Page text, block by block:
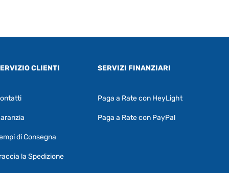
CLIENTI
di Consegna
la Spedizione
SERVIZI FINANZIARI
Paga a Rate con HeyLight
Paga a Rate con PayPal
RF Assist
Puoi chiedermi informazioni generali o
specifiche su certi prodotti.